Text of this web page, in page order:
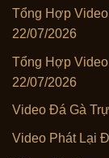
Tổng Hợp
22/07/2026
Tổng Hợp
22/07/2026
Video Đá Gà
Video Phát Lại